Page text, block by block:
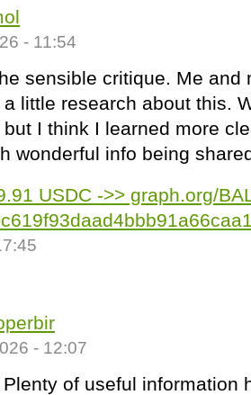
- 11:54
sensible critique. Me and
little research about this.
I think I learned more
wonderful info being
USDC ->> graph.org/
- 12:07
of useful information